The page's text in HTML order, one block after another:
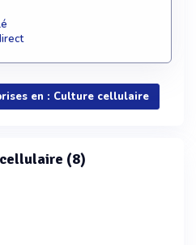
en : Culture cellulaire
(8)